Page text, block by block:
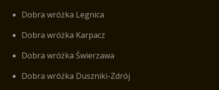
Dobra wróżka Legnica
Dobra wróżka Karpacz
Dobra wróżka Świerzawa
Dobra wróżka Duszniki-Zdrój